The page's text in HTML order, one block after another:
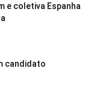
e coletiva Espanha
candidato